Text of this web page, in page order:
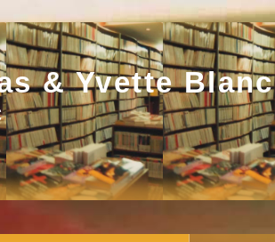
& Yvette Blanc